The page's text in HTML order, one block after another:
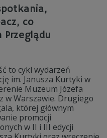
co
to cykl wydarzeń
im. Janusza Kurtyki w
Muzeum Józefa
w Warszawie. Drugiego
której głównym
promocji
w II i III edycji